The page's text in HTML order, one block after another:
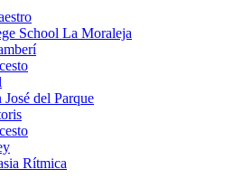
School La Moraleja
José del Parque
Rítmica